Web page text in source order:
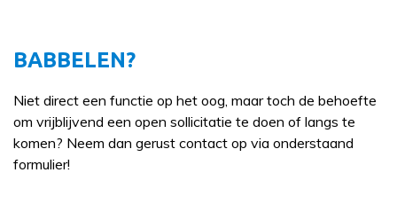
BABBELEN?
Niet direct een functie op het oog, maar toch de behoefte
om vrijblijvend een open sollicitatie te doen of langs te
komen? Neem dan gerust contact op via onderstaand
formulier!